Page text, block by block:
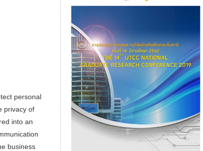
personal
privacy of
into an
business